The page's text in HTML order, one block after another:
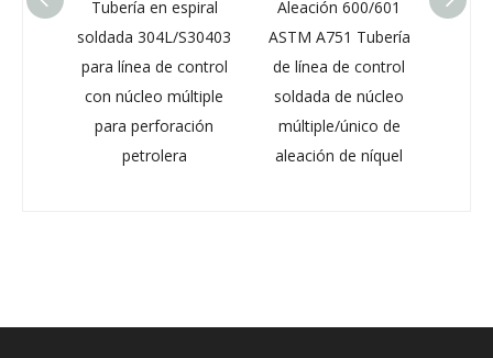
Aleación 600/601
ASTM A751 Tubería
de línea de control
soldada de núcleo
múltiple/único de
aleación de níquel
Aleación de níquel de
alta resistencia a la
tensión 825/ UNS
N08825 Tubo de línea
de control para
perforación de aceite